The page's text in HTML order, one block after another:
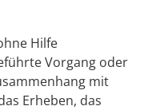
Hilfe
Vorgang oder
mit
Erheben, das